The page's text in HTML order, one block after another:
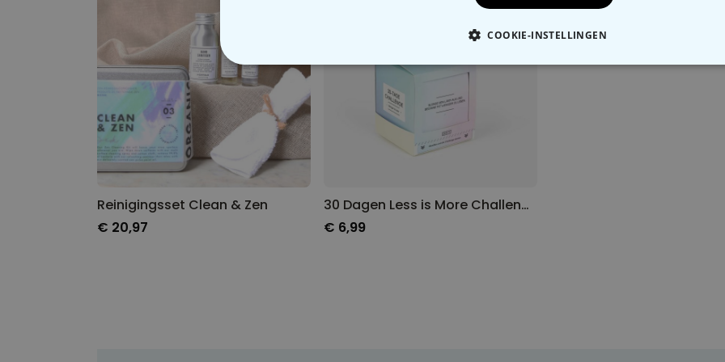
Reinigingsset Clean & Zen
€ 20,97
30 Dagen Less is More Challenge
€ 6,99
COOKIE-INSTELLINGEN
NOODZAKELIJK